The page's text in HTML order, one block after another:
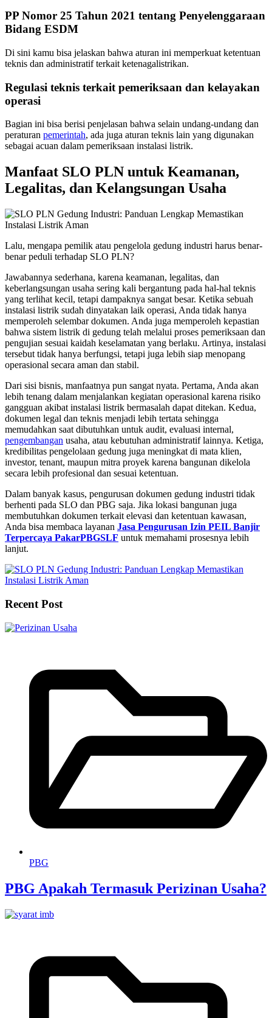
PP Nomor 25 Tahun 2021 tentang Penyelenggaraan
Bidang ESDM
Di sini kamu bisa jelaskan bahwa aturan ini memperkuat ketentuan
teknis dan administratif terkait ketenagalistrikan.
Regulasi teknis terkait pemeriksaan dan kelayakan
operasi
Bagian ini bisa berisi penjelasan bahwa selain undang-undang dan
peraturan pemerintah, ada juga aturan teknis lain yang digunakan
sebagai acuan dalam pemeriksaan instalasi listrik.
Manfaat SLO PLN untuk Keamanan,
Legalitas, dan Kelangsungan Usaha
Lalu, mengapa pemilik atau pengelola gedung industri harus benar-
benar peduli terhadap SLO PLN?
Jawabannya sederhana, karena keamanan, legalitas, dan
keberlangsungan usaha sering kali bergantung pada hal-hal teknis
yang terlihat kecil, tetapi dampaknya sangat besar. Ketika sebuah
instalasi listrik sudah dinyatakan laik operasi, Anda tidak hanya
memperoleh selembar dokumen. Anda juga memperoleh kepastian
bahwa sistem listrik di gedung telah melalui proses pemeriksaan dan
pengujian sesuai kaidah keselamatan yang berlaku. Artinya, instalasi
tersebut tidak hanya berfungsi, tetapi juga lebih siap menopang
operasional secara aman dan stabil.
Dari sisi bisnis, manfaatnya pun sangat nyata. Pertama, Anda akan
lebih tenang dalam menjalankan kegiatan operasional karena risiko
gangguan akibat instalasi listrik bermasalah dapat ditekan. Kedua,
dokumen legal dan teknis menjadi lebih tertata sehingga
memudahkan saat dibutuhkan untuk audit, evaluasi internal,
pengembangan usaha, atau kebutuhan administratif lainnya. Ketiga,
kredibilitas pengelolaan gedung juga meningkat di mata klien,
investor, tenant, maupun mitra proyek karena bangunan dikelola
secara lebih profesional dan sesuai ketentuan.
Dalam banyak kasus, pengurusan dokumen gedung industri tidak
berhenti pada SLO dan PBG saja. Jika lokasi bangunan juga
membutuhkan dokumen terkait elevasi dan ketentuan kawasan,
Anda bisa membaca layanan Jasa Pengurusan Izin PEIL Banjir
Terpercaya PakarPBGSLF untuk memahami prosesnya lebih
lanjut.
Recent Post
PBG
PBG Apakah Termasuk Perizinan Usaha?